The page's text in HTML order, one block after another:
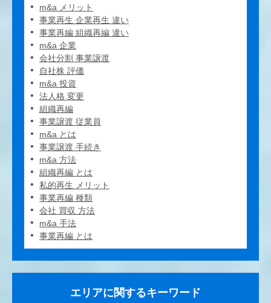
m&a メリット
事業再生 企業再生 違い
事業再編 組織再編 違い
m&a 企業
会社分割 事業譲渡
自社株 評価
m&a 投資
法人格 変更
組織再編
事業譲渡 従業員
m&a とは
事業譲渡 手続き
m&a 方法
組織再編 とは
私的再生 メリット
事業再編 種類
会社 買収 方法
m&a 手法
事業再編 とは
エリアに関するキーワード